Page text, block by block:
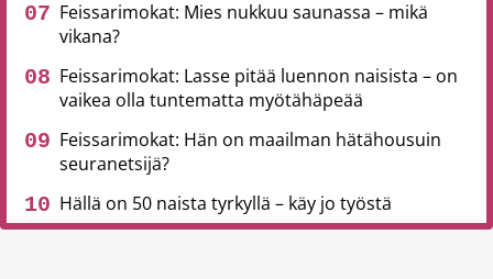
Feissarimokat: Mies nukkuu saunassa – mikä
vikana?
Feissarimokat: Lasse pitää luennon naisista – on
vaikea olla tuntematta myötähäpeää
Feissarimokat: Hän on maailman hätähousuin
seuranetsijä?
Hällä on 50 naista tyrkyllä – käy jo työstä